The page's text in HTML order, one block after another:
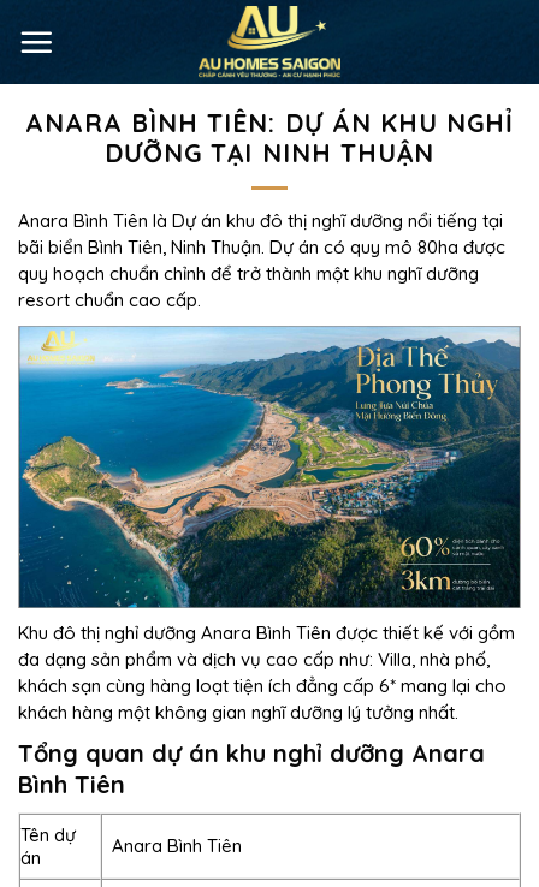
ANARA BÌNH TIÊN: DỰ ÁN KHU NGHỈ
DƯỠNG TẠI NINH THUẬN
Anara Bình Tiên là Dự án khu đô thị nghĩ dưỡng nổi tiếng tại
bãi biển Bình Tiên, Ninh Thuận. Dự án có quy mô 80ha được
quy hoạch chuẩn chỉnh để trở thành một khu nghĩ dưỡng
resort chuẩn cao cấp.
Khu đô thị nghỉ dưỡng Anara Bình Tiên được thiết kế với gồm
đa dạng sản phẩm và dịch vụ cao cấp như: Villa, nhà phố,
khách sạn cùng hàng loạt tiện ích đẳng cấp 6* mang lại cho
khách hàng một không gian nghĩ dưỡng lý tưởng nhất.
Tổng quan dự án khu nghỉ dưỡng Anara
Bình Tiên
Tên dự
án
Anara Bình Tiên